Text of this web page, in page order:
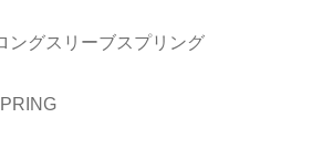
ングスリーブスプリング